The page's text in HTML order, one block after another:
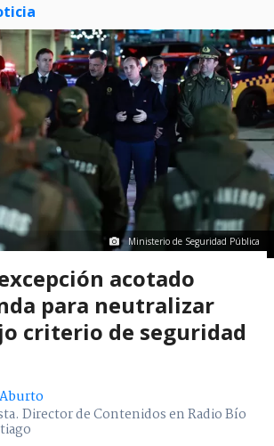
Ministerio de Seguridad Pública
acotado
para neutralizar
criterio de seguridad
Director de Contenidos en Radio Bío